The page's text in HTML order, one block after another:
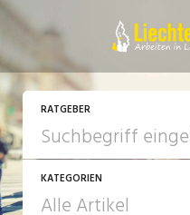
RATGEBER
KATEGORIEN